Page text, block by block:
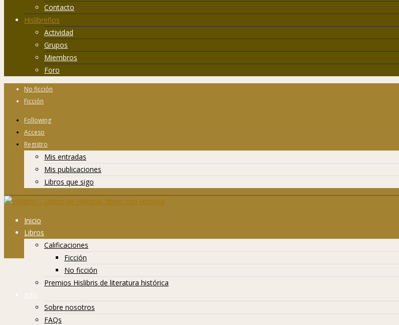
Contacto
Hislibreños
Actividad
Grupos
Miembros
Foro
No ficción
Ficción
Following
Acceso
Registro
Mis entradas
Mis publicaciones
Libros que sigo
Inicio
Libros
Calificaciones
Ficción
No ficción
Premios Hislibris de literatura histórica
Info
Sobre nosotros
FAQs